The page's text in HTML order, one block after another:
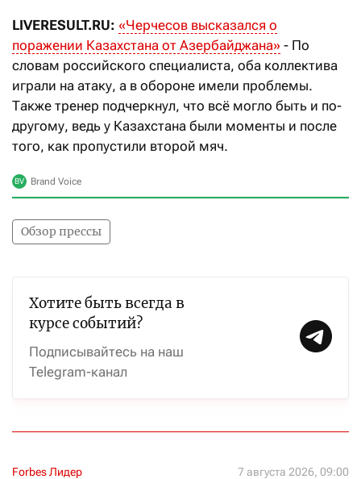
LIVERESULT.RU: «Черчесов высказался о
поражении Казахстана от Азербайджана» - По
словам российского специалиста, оба коллектива
играли на атаку, а в обороне имели проблемы.
Также тренер подчеркнул, что всё могло быть и по-
другому, ведь у Казахстана были моменты и после
того, как пропустили второй мяч.
Обзор прессы
Хотите быть всегда в
курсе событий?
Подписывайтесь на наш
Telegram-канал
Forbes Лидер 7 августа 2026, 09:00